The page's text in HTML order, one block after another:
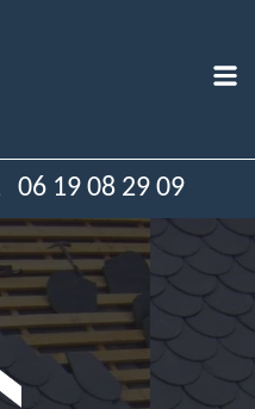
06 19 08 29 09